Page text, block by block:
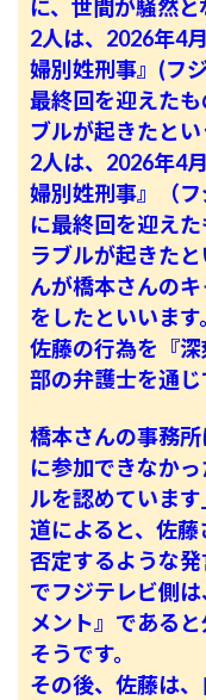
に、世間が騒然と
2人は、2026年4
婦別姓刑事』(フ
最終回を迎えた
ブルが起きたとい
2人は、2026年4
婦別姓刑事』（
に最終回を迎え
ラブルが起きたと
んが橋本さんの
をしたといいます
佐藤の行為を『
部の弁護士を通じ
橋本さんの事務
に参加できなか
ルを認めています
道によると、佐
否定するような
でフジテレビ側
メント』である
そうです。
その後、佐藤は